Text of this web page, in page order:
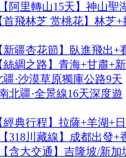
阿里轉山15天】神山聖
首飛林芝 赏桃花】林芝+
新疆杏花節】臥進飛出+
絲綢之路】青海+甘肅+
疆·沙漠草原獨庫公路9天
北疆·全景線16天深度遊
經典行程】拉薩+羊湖+
318川藏線】成都出發+
含大交通】吉隆坡/新